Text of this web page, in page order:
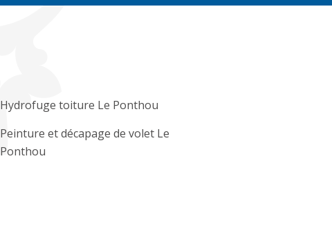
Hydrofuge toiture Le Ponthou
Peinture et décapage de volet Le
Ponthou